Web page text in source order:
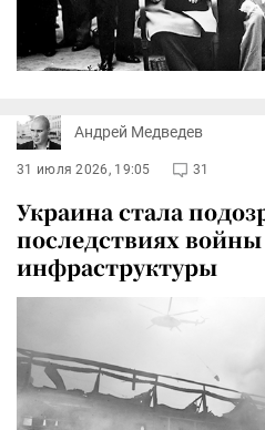
Андрей Медведев
31 июля 2026, 19:05 31
Украина стала
последствиях
инфраструктуры